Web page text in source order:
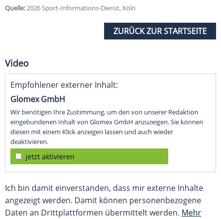
Quelle:2026 Sport-Informations-Dienst, Köln
ZURÜCK ZUR STARTSEITE
Video
Empfohlener externer Inhalt:
Glomex GmbH
Wir benötigen Ihre Zustimmung, um den von unserer Redaktion
eingebundenen Inhalt von Glomex GmbH anzuzeigen. Sie können
diesen mit einem Klick anzeigen lassen und auch wieder
deaktivieren.
jetzt aktivieren
Ich bin damit einverstanden, dass mir externe Inhalte
angezeigt werden. Damit können personenbezogene
Daten an Drittplattformen übermittelt werden. Mehr